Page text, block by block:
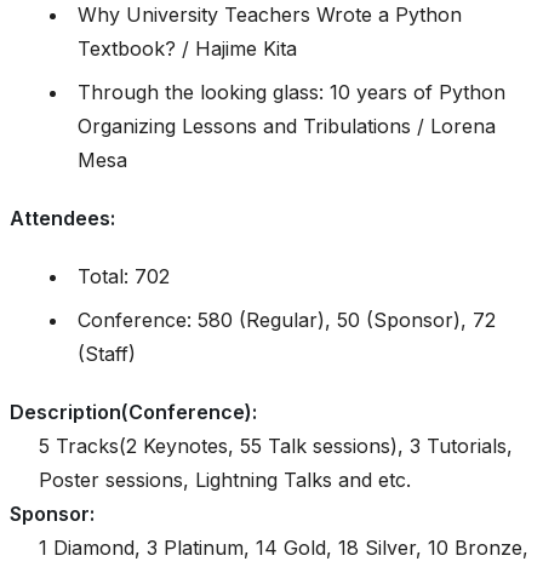
Why University Teachers Wrote a Python
Textbook? / Hajime Kita
Through the looking glass: 10 years of Python
Organizing Lessons and Tribulations / Lorena
Mesa
Attendees:
Total: 702
Conference: 580 (Regular), 50 (Sponsor), 72
(Staff)
Description(Conference):
5 Tracks(2 Keynotes, 55 Talk sessions), 3 Tutorials,
Poster sessions, Lightning Talks and etc.
Sponsor:
1 Diamond, 3 Platinum, 14 Gold, 18 Silver, 10 Bronze,